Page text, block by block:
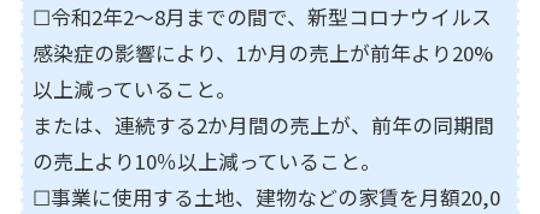
☐令和2年2〜8月までの間で、新型コロナウイルス
感染症の影響により、1か月の売上が前年より20%
以上減っていること。
または、連続する2か月間の売上が、前年の同期間
の売上より10％以上減っていること。
☐事業に使用する土地、建物などの家賃を月額20,0